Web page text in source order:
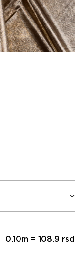
0.10m = 108.9 rsd